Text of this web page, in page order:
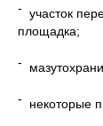
- участок
площадка;
-
- некоторые